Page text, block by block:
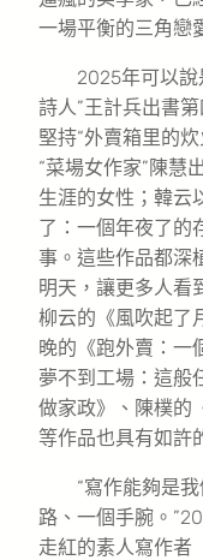
一場平衡的三角戀
2025年可以說
詩人”王計兵出書
堅持“外賣箱里的
“菜場女作家”陳慧
生涯的女性；韓云
了：一個年夜了的
事。這些作品都深
明天，讓更多人看
柳云的《風吹起了
晚的《跑外賣：一
夢不到工場：這般
做家政》、陳樸的
等作品也具有如許
“寫作能夠是
路、一個手腕。
走紅的素人寫作者